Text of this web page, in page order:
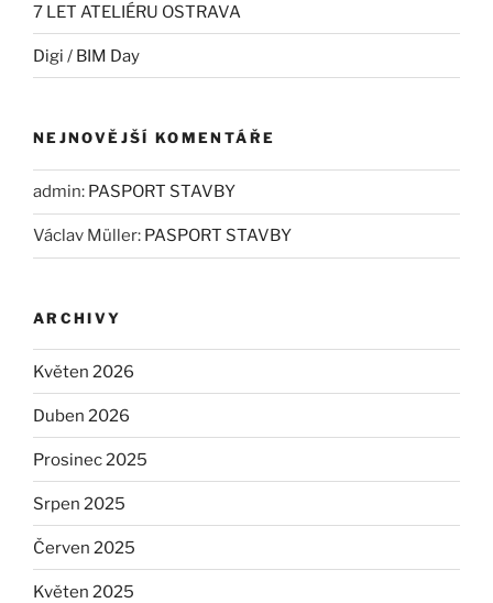
7 LET ATELIÉRU OSTRAVA
Digi / BIM Day
NEJNOVĚJŠÍ KOMENTÁŘE
admin: PASPORT STAVBY
Václav Müller: PASPORT STAVBY
ARCHIVY
Květen 2026
Duben 2026
Prosinec 2025
Srpen 2025
Červen 2025
Květen 2025